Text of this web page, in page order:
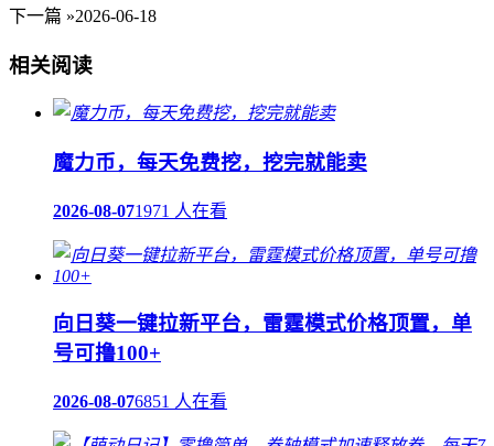
下一篇 »2026-06-18
相关阅读
魔力币，每天免费挖，挖完就能卖
2026-08-071971 人在看
向日葵一键拉新平台，雷霆模式价格顶置，单
号可撸100+
2026-08-076851 人在看